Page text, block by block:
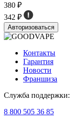
380 ₽
342 ₽
Авторизоваться
Контакты
Гарантия
Новости
Франшиза
Служба поддержки:
8 800 505 36 85